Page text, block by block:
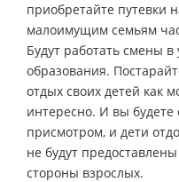
приобретайте путевки
малоимущим семьям
Будут работать смены
образования.
отдых своих детей как
интересно. И вы
присмотром, и дети
не будут
стороны взрослых.